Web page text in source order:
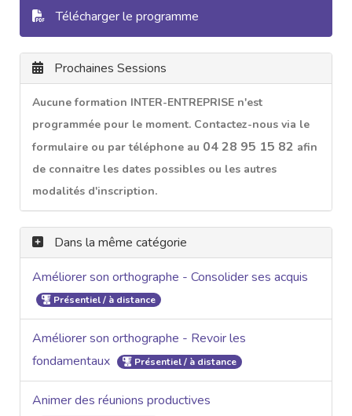
Télécharger le programme
Prochaines Sessions
Aucune formation INTER-ENTREPRISE n'est
programmée pour le moment. Contactez-nous via le
formulaire ou par téléphone au 04 28 95 15 82 afin
de connaitre les dates possibles ou les autres
modalités d'inscription.
Dans la même catégorie
Améliorer son orthographe - Consolider ses acquis
Présentiel / à distance
Améliorer son orthographe - Revoir les
fondamentaux
Présentiel / à distance
Animer des réunions productives